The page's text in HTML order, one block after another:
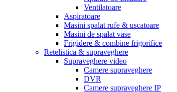
Ventilatoare
Aspiratoare
Masini spalat rufe & uscatoare
Masini de spalat vase
Frigidere & combine frigorifice
Retelistica & supraveghere
Supraveghere video
Camere supraveghere
DVR
Camere supraveghere IP